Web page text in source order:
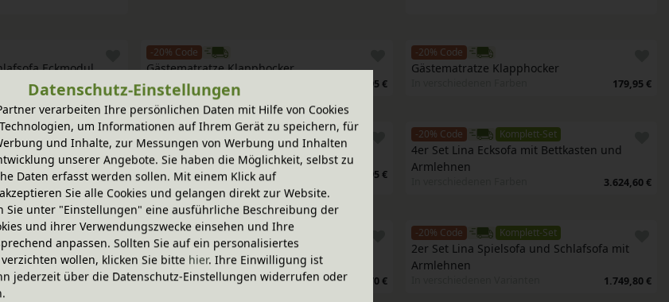
Eckmodul
799,95 €
-20% Code
Gästematratze Klapphocker
In verschiedenen Farben 179,95 €
-20% Code
Gästematratze Klapphocker
179,95 €
179,95 €
-20% Code
Gästematratze Klapphocker
In verschiedenen Farben 179,95 €
-20% Code Komplett-Set
4er Set Lina Ecksofa mit Bettkasten und
Armlehnen
3.624,60 €
Set
Schlafsofa mit
2.989,60 €
-20% Code Komplett-Set
2er Set Lina Spielsofa und Schlafsofa mit
Armlehnen
In verschiedenen Varianten 2.079,70 €
-20% Code Komplett-Set
2er Set Lina Spielsofa und Schlafsofa mit
Armlehnen
1.749,80 €
Datenschutz-Einstellungen
verarbeiten Ihre persönlichen Daten mit Hilfe von Cookies
um Informationen auf Ihrem Gerät zu speichern, für
und Inhalte, zur Messungen von Werbung und Inhalten
unserer Angebote. Sie haben die Möglichkeit, selbst zu
Daten erfasst werden sollen. Mit einem Klick auf
Sie alle Cookies und gelangen direkt zur Website.
Sie unter "Einstellungen" eine ausführliche Beschreibung der
und ihrer Verwendungszwecke einsehen und Ihre
anpassen. Sollten Sie auf ein personalisiertes
wollen, klicken Sie bitte hier. Ihre Einwilligung ist
jederzeit über die Datenschutz-Einstellungen widerrufen oder